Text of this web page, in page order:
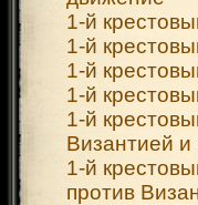
1-й
1-й
1-й
1-й
1-й
Византией
1-й
против